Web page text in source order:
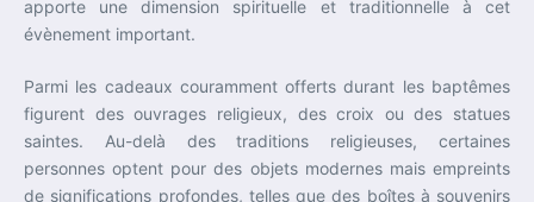
apporte une dimension spirituelle et traditionnelle à cet
évènement important.
Parmi les cadeaux couramment offerts durant les baptêmes
figurent des ouvrages religieux, des croix ou des statues
saintes. Au-delà des traditions religieuses, certaines
personnes optent pour des objets modernes mais empreints
de significations profondes, telles que des boîtes à souvenirs